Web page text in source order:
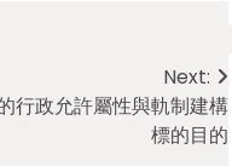
Next:
行政允許屬性與軌制建構
標的目的